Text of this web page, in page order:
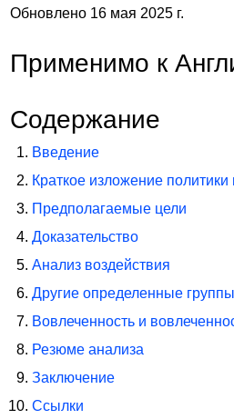
Обновлено 16 мая 2025 г.
Применимо к
Содержание
Введение
Краткое изложение
Предполагаемые цели
Доказательство
Анализ воздействия
Другие определенные
Вовлеченность и
Резюме анализа
Заключение
Ссылки